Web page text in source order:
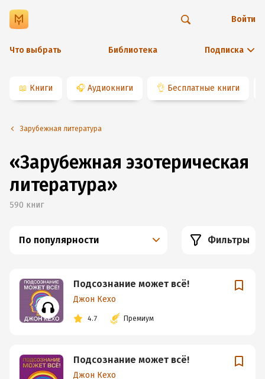
Что выбрать Библиотека Подписка
Войти
📖 Книги 🎧 Аудиокниги 👌 Бесплатные книги
Зарубежная литература
«Зарубежная эзотерическая
литература»
590 книг
По популярности Фильтры
Подсознание может всё!
Джон Кехо
4.7 Премиум
Подсознание может всё!
Джон Кехо